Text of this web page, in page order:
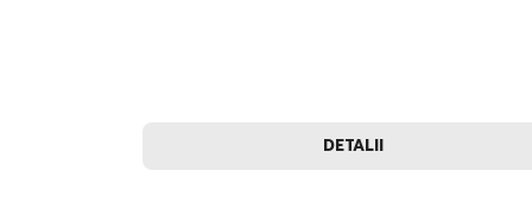
DETALII